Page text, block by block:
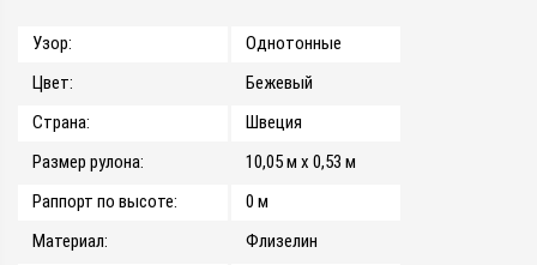
Узор:
Однотонные
Цвет:
Бежевый
Страна:
Швеция
Размер рулона:
10,05 м x 0,53 м
Раппорт по высоте:
0 м
Материал:
Флизелин